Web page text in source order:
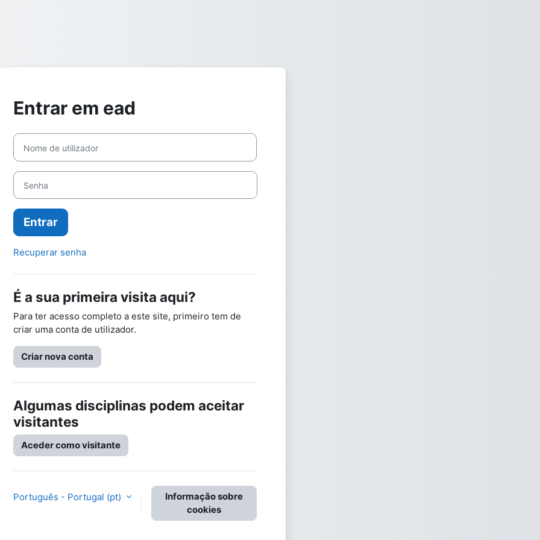
Entrar em ead
Ir para criar nova conta
Nome de utilizador
Senha
Entrar
Recuperar senha
É a sua primeira visita aqui?
Para ter acesso completo a este site, primeiro tem de
criar uma conta de utilizador.
Criar nova conta
Algumas disciplinas podem aceitar
visitantes
Aceder como visitante
Português - Portugal ‎(pt)‎
Informação sobre
cookies